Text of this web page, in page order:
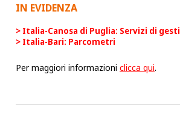
IN EVIDENZA
Italia-Canosa di Puglia: Servizi di
Italia-Bari: Parcometri
Per maggiori informazioniclicca qui.